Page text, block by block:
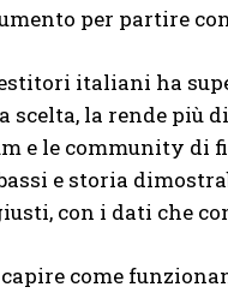
per partire
italiani ha
scelta, la rende
e le community di
e storia
con i dati che
come